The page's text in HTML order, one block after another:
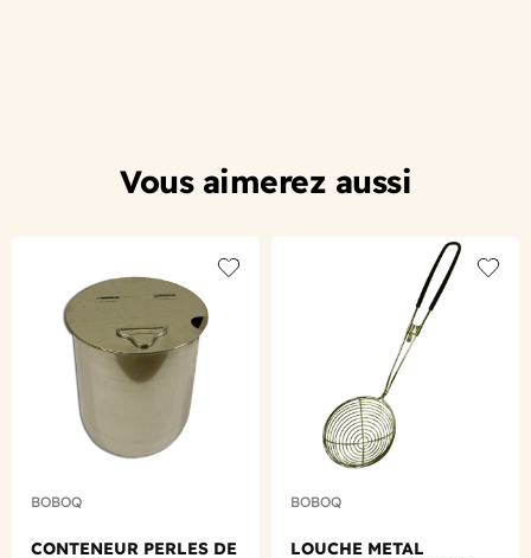
Vous aimerez aussi
BOBOQ
CONTENEUR PERLES DE
BOBOQ
LOUCHE METAL